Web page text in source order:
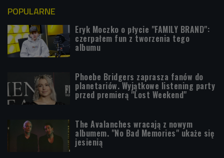
POPULARNE
Eryk Moczko o płycie "FAMILY BRAND":
czerpałem fun z tworzenia tego
albumu
Phoebe Bridgers zaprasza fanów do
planetariów. Wyjątkowe listening party
przed premierą "Lost Weekend"
The Avalanches wracają z nowym
albumem. "No Bad Memories" ukaże się
jesienią